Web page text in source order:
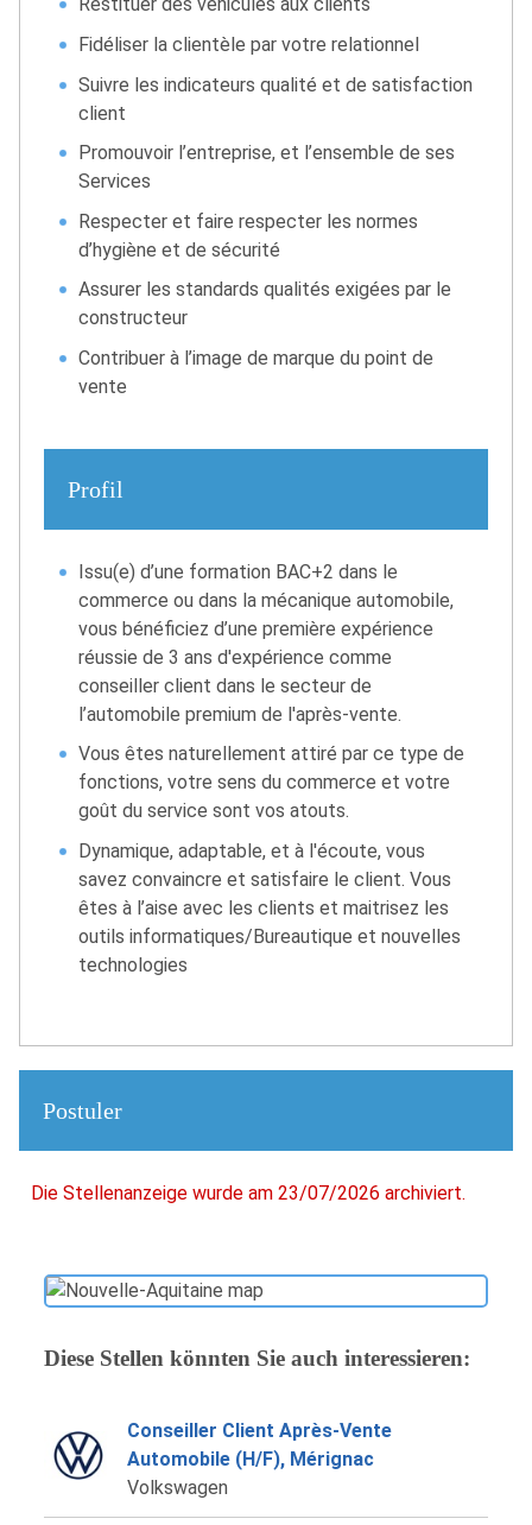
Restituer des véhicules aux clients
Fidéliser la clientèle par votre relationnel
Suivre les indicateurs qualité et de satisfaction
client
Promouvoir l’entreprise, et l’ensemble de ses
Services
Respecter et faire respecter les normes
d’hygiène et de sécurité
Assurer les standards qualités exigées par le
constructeur
Contribuer à l’image de marque du point de
vente
Profil
Issu(e) d’une formation BAC+2 dans le
commerce ou dans la mécanique automobile,
vous bénéficiez d’une première expérience
réussie de 3 ans d'expérience comme
conseiller client dans le secteur de
l’automobile premium de l'après-vente.
Vous êtes naturellement attiré par ce type de
fonctions, votre sens du commerce et votre
goût du service sont vos atouts.
Dynamique, adaptable, et à l'écoute, vous
savez convaincre et satisfaire le client. Vous
êtes à l’aise avec les clients et maitrisez les
outils informatiques/Bureautique et nouvelles
technologies
Postuler
Die Stellenanzeige wurde am 23/07/2026 archiviert.
Diese Stellen könnten Sie auch interessieren:
Conseiller Client Après-Vente
Automobile (H/F), Mérignac
Volkswagen